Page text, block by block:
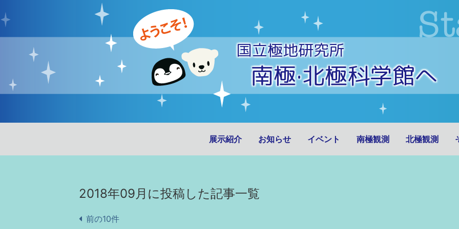
国立極地研究所
南極·北極科学館へ
展示紹介 お知らせ イベント 南極観測 北極観測
2018年09月に投稿した記事一覧
前の10件